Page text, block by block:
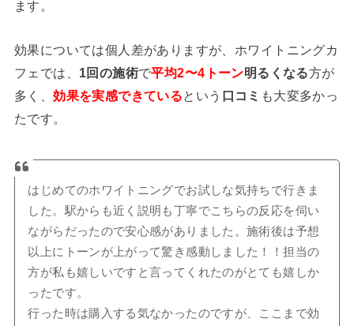
ます。
効果については個人差がありますが、ホワイトニングカ
フェでは、 1回の施術で平均2〜4トーン明るくなる方が
多く、効果を実感できているという 口コミ も大変多かっ
たです。
はじめてのホワイトニングでお試しな気持ちで行きま
した。駅からも近く説明も丁寧でこちらの反応を伺い
ながらだったので安心感がありました。施術後は予想
以上にトーンが上がって驚き感動しました！！担当の
方が私も嬉しいですと言ってくれたのがとても嬉しか
ったです。
行った時は購入する気なかったのですが、ここまで効